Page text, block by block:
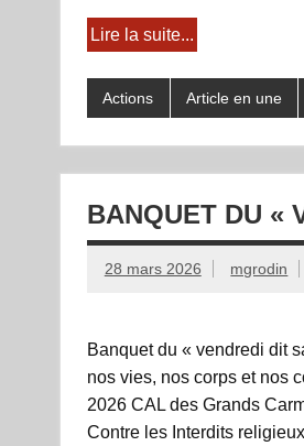
Lire la suite...
Actions Article en une
BANQUET DU «
28 mars 2026 mgrodin
Banquet du « vendredi dit
nos vies, nos corps et nos
2026 CAL des Grands
Contre les Interdits